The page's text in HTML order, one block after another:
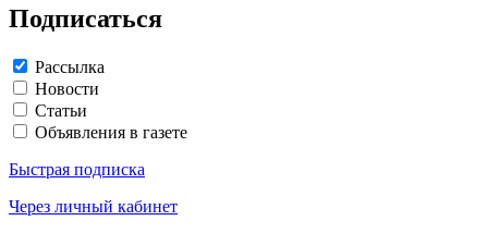
Подписаться
Рассылка
Новости
Статьи
Объявления в газете
Быстрая подписка
Через личный кабинет